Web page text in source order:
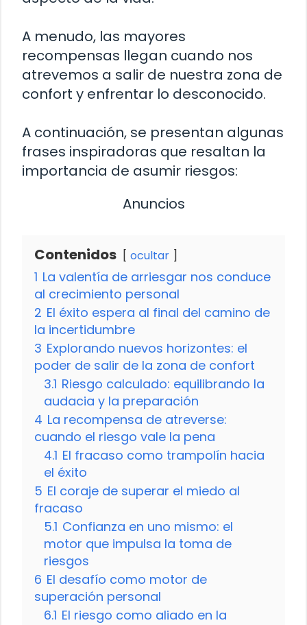
A menudo, las mayores
recompensas llegan cuando nos
atrevemos a salir de nuestra zona de
confort y enfrentar lo desconocido.
A continuación, se presentan algunas
frases inspiradoras que resaltan la
importancia de asumir riesgos:
Anuncios
Contenidos ocultar
1 La valentía de arriesgar nos conduce
al crecimiento personal
2 El éxito espera al final del camino de
la incertidumbre
3 Explorando nuevos horizontes: el
poder de salir de la zona de confort
3.1 Riesgo calculado: equilibrando la
audacia y la preparación
4 La recompensa de atreverse:
cuando el riesgo vale la pena
4.1 El fracaso como trampolín hacia
el éxito
5 El coraje de superar el miedo al
fracaso
5.1 Confianza en uno mismo: el
motor que impulsa la toma de
riesgos
6 El desafío como motor de
superación personal
6.1 El riesgo como aliado en la